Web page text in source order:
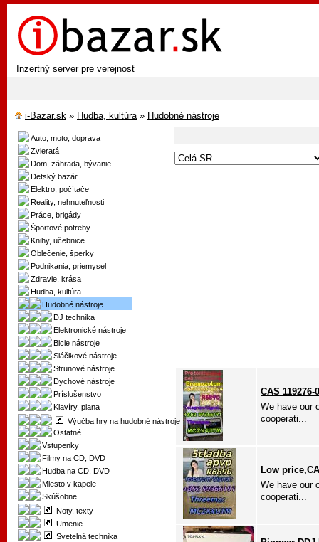
Inzertný server pre verejnosť
i-Bazar.sk » Hudba, kultúra» Hudobné nástroje
Auto, moto, doprava
Zvieratá
Dom, záhrada, bývanie
Detský bazár
Elektro, počítače
Reality, nehnuteľnosti
Práce, brigády
Športové potreby
Knihy, učebnice
Oblečenie, šperky
Podnikania, priemysel
Zdravie, krása
Hudba, kultúra
Hudobné nástroje
DJ technika
Elektronické nástroje
Bicie nástroje
Sláčikové nástroje
Strunové nástroje
Dychové nástroje
Príslušenstvo
Klavíry, piana
Výučba hry na hudobné nástroje
Ostatné
Vstupenky
Filmy na CD, DVD
Hudba na CD, DVD
Miesto v kapele
Skúšobne
Noty, texty
Umenie
Svetelná technika
CAS
We have our
cooperati...
Low
We have our
cooperati...